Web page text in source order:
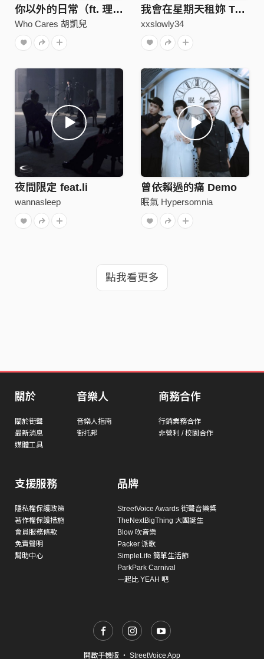
你以外的日常（ft. 理想混蛋 雞丁）
Who Cares 胡凱兒
我會在星期天租妳 To:水原千鶴
xxslowly34
夜間限定 feat.li
wannasleep
曾依賴過的痛 Demo
眠氣 Hypersomnia
點我看更多
關於
關於街聲
最新消息
媒體工具
音樂人
音樂人指南
街托邦
商務合作
行銷業務合作
非營利 / 校園合作
支援服務
隱私權保護政策
著作權保護措施
會員服務條款
免責聲明
幫助中心
品牌
StreetVoice Awards 街聲音樂獎
TheNextBigThing 大團誕生
Blow 吹音樂
Packer 派歌
SimpleLife 簡單生活節
ParkPark Carnival
一起比 YEAH 吧
開啟手機版 ・ StreetVoice App